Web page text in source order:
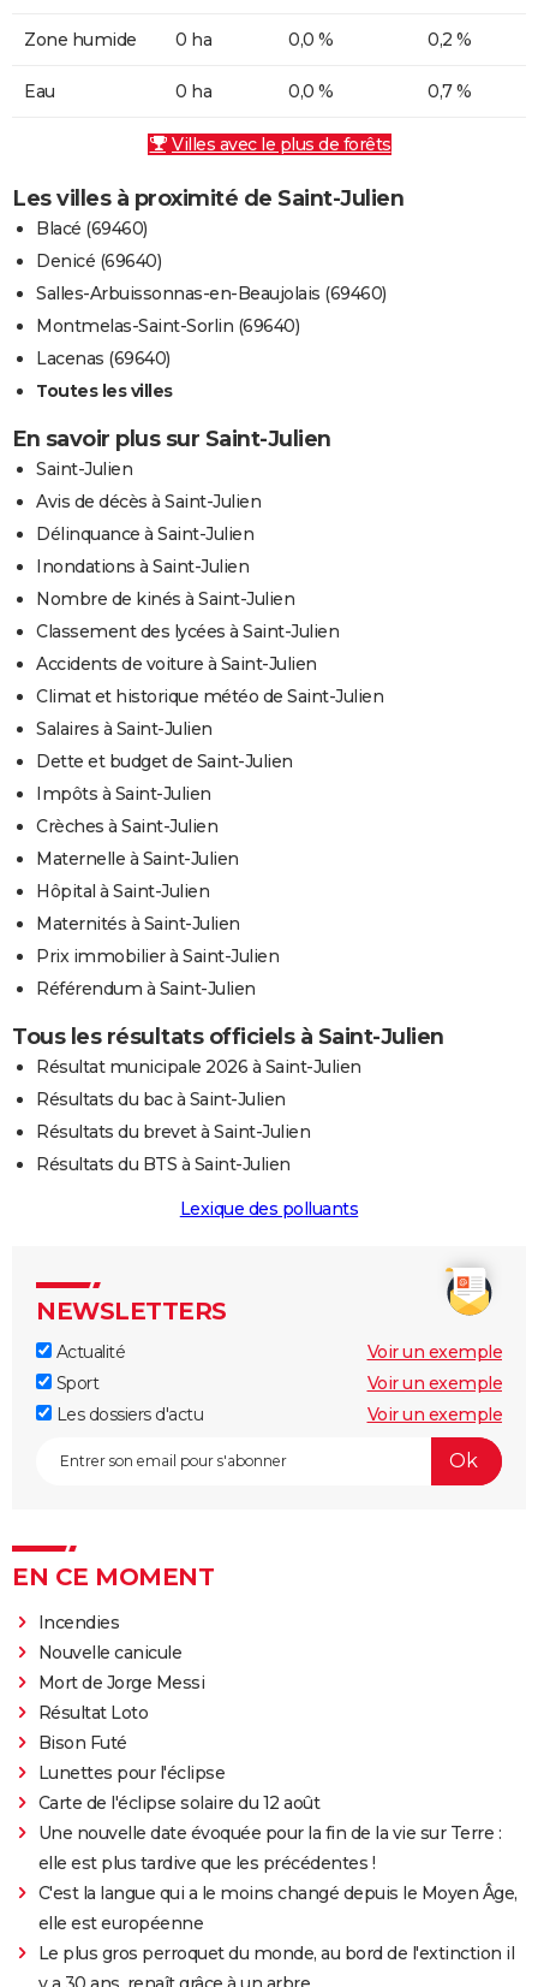
Zone humide 0 ha 0,0 % 0,2 %
Eau 0 ha 0,0 % 0,7 %
Villes avec le plus de forêts
Les villes à proximité de Saint-Julien
Blacé (69460)
Denicé (69640)
Salles-Arbuissonnas-en-Beaujolais (69460)
Montmelas-Saint-Sorlin (69640)
Lacenas (69640)
Toutes les villes
En savoir plus sur Saint-Julien
Saint-Julien
Avis de décès à Saint-Julien
Délinquance à Saint-Julien
Inondations à Saint-Julien
Nombre de kinés à Saint-Julien
Classement des lycées à Saint-Julien
Accidents de voiture à Saint-Julien
Climat et historique météo de Saint-Julien
Salaires à Saint-Julien
Dette et budget de Saint-Julien
Impôts à Saint-Julien
Crèches à Saint-Julien
Maternelle à Saint-Julien
Hôpital à Saint-Julien
Maternités à Saint-Julien
Prix immobilier à Saint-Julien
Référendum à Saint-Julien
Tous les résultats officiels à Saint-Julien
Résultat municipale 2026 à Saint-Julien
Résultats du bac à Saint-Julien
Résultats du brevet à Saint-Julien
Résultats du BTS à Saint-Julien
Lexique des polluants
NEWSLETTERS
Actualité
Voir un exemple
Sport
Voir un exemple
Les dossiers d'actu
Voir un exemple
EN CE MOMENT
Incendies
Nouvelle canicule
Mort de Jorge Messi
Résultat Loto
Bison Futé
Lunettes pour l'éclipse
Carte de l'éclipse solaire du 12 août
Une nouvelle date évoquée pour la fin de la vie sur Terre :
elle est plus tardive que les précédentes !
C'est la langue qui a le moins changé depuis le Moyen Âge,
elle est européenne
Le plus gros perroquet du monde, au bord de l'extinction il